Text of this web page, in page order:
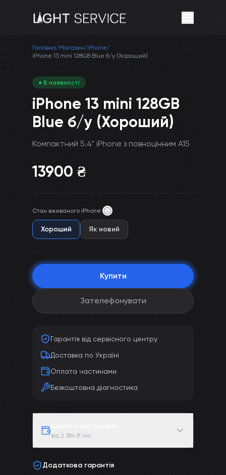
Головна/Магазин/iPhone/
iPhone 13 mini 128GB Blue б/у (Хороший)
● В наявності
iPhone 13 mini 128GB
Blue б/у (Хороший)
Компактний 5.4" iPhone з повноцінним A15
13900 ₴
Стан вживаного iPhone:
Хороший Як новий
Купити
Зателефонувати
Гарантія від сервісного центру
Доставка по Україні
Оплата частинами
Безкоштовна діагностика
від 2 384 ₴/міс
Додаткова гарантія